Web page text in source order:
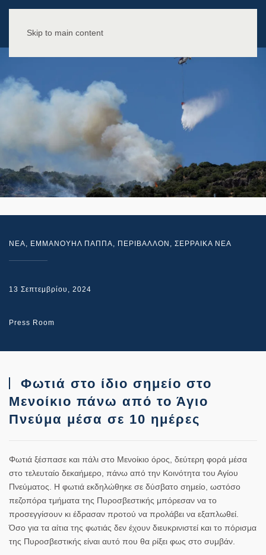
Skip to main content
NEA, ΕΜΜΑΝΟΥΗΛ ΠΑΠΠΑ, ΠΕΡΙΒΑΛΛΟΝ , ΣΕΡΡΑΙΚΑ ΝΕΑ
13 Σεπτεμβρίου, 2024
Press Room
Φωτιά στο ίδιο σημείο στο
Μενοίκιο πάνω από το Άγιο
Πνεύμα μέσα σε 10 ημέρες
Φωτιά ξέσπασε και πάλι στο Μενοίκιο όρος, δεύτερη φορά μέσα
στο τελευταίο δεκαήμερο, πάνω από την Κοινότητα του Αγίου
Πνεύματος. Η φωτιά εκδηλώθηκε σε δύσβατο σημείο, ωστόσο
πεζοπόρα τμήματα της Πυροσβεστικής μπόρεσαν να το
προσεγγίσουν κι έδρασαν προτού να προλάβει να εξαπλωθεί.
Όσο για τα αίτια της φωτιάς δεν έχουν διευκρινιστεί και το πόρισμα
της Πυροσβεστικής είναι αυτό που θα ρίξει φως στο συμβάν.